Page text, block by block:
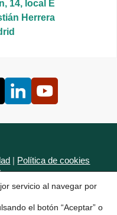
14, local E
Herrera
Política de cookies
servicio al navegar por
el botón “Aceptar” o